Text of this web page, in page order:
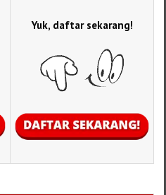
Yuk, daftar sekarang!